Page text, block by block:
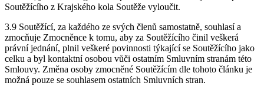
Soutěžícího z Krajského kola Soutěže vyloučit.
3.9 Soutěžící, za každého ze svých členů samostatně, souhlasí a
zmocňuje Zmocněnce k tomu, aby za Soutěžícího činil veškerá
právní jednání, plnil veškeré povinnosti týkající se Soutěžícího jako
celku a byl kontaktní osobou vůči ostatním Smluvním stranám této
Smlouvy. Změna osoby zmocněné Soutěžícím dle tohoto článku je
možná pouze se souhlasem ostatních Smluvních stran.